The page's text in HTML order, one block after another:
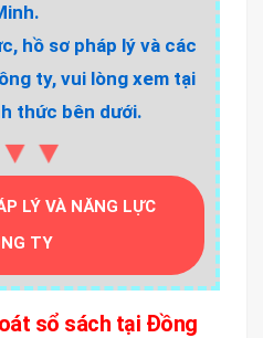
hồ sơ pháp lý và các
ty, vui lòng xem tại
thức bên dưới.
LÝ VÀ NĂNG LỰC
TY
sổ sách tại Đồng